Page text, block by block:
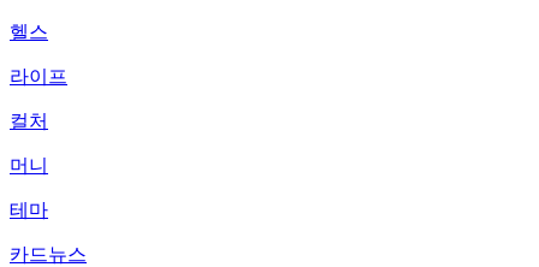
헬스
라이프
컬처
머니
테마
카드뉴스